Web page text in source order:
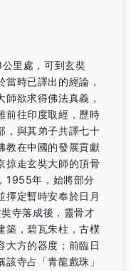
里處，可到玄奘
時已譯出的經論，
欲求得佛法真義，
前往印度取經，歷時
，與其弟子共譯七十
教在中國的發展貢獻
掠走玄奘大師的頂骨
1955年，始將部分
擇定暫時安奉於日月
寺落成後，靈骨才
築，碧瓦朱柱，古樸
大方的器度；前臨日
寺占「青龍戲珠」